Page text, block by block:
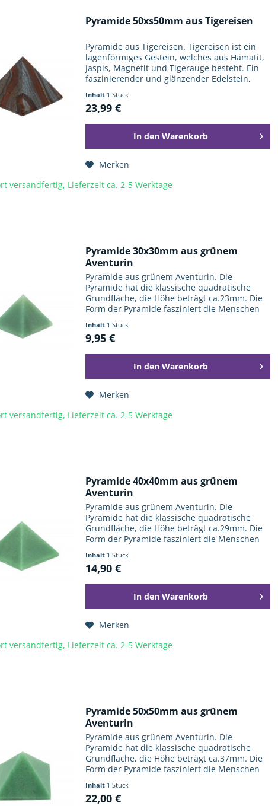
Pyramide 50xs50mm aus Tigereisen
Pyramide aus Tigereisen. Tigereisen ist ein
lagenförmiges Gestein, welches aus Hämatit,
Jaspis, Magnetit und Tigerauge besteht. Ein
faszinierender und glänzender Edelstein,
beeindruckt. Diese...
Inhalt 1 Stück
23,99 €
In den Warenkorb
Merken
versandfertig, Lieferzeit ca. 2-5 Werktage
Pyramide 30x30mm aus grünem
Aventurin
Pyramide aus grünem Aventurin. Die
Pyramide hat die klassische quadratische
Grundfläche, die Höhe beträgt ca.23mm. Die
Form der Pyramide fasziniert die Menschen
Pyramiden. Sie wird auch gerne zur...
Inhalt 1 Stück
9,95 €
In den Warenkorb
Merken
versandfertig, Lieferzeit ca. 2-5 Werktage
Pyramide 40x40mm aus grünem
Aventurin
Pyramide aus grünem Aventurin. Die
Pyramide hat die klassische quadratische
Grundfläche, die Höhe beträgt ca.29mm. Die
Form der Pyramide fasziniert die Menschen
monumentale Bauwerken. Sie wird auch...
Inhalt 1 Stück
14,90 €
In den Warenkorb
Merken
versandfertig, Lieferzeit ca. 2-5 Werktage
Pyramide 50x50mm aus grünem
Aventurin
Pyramide aus grünem Aventurin. Die
Pyramide hat die klassische quadratische
Grundfläche, die Höhe beträgt ca.37mm. Die
Form der Pyramide fasziniert die Menschen
monumentalen Bauten. Sie wird auch...
Inhalt 1 Stück
22,00 €